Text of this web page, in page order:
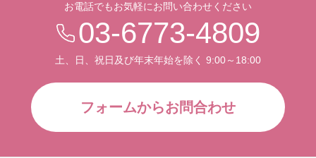
お電話でもお気軽にお問い合わせください
03-6773-4809
土、日、祝日及び年末年始を除く 9:00～18:00
フォームからお問合わせ